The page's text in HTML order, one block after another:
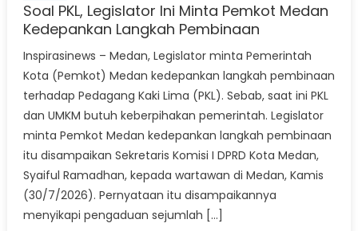
Soal PKL, Legislator Ini Minta Pemkot Medan
Kedepankan Langkah Pembinaan
Inspirasinews – Medan, Legislator minta Pemerintah
Kota (Pemkot) Medan kedepankan langkah pembinaan
terhadap Pedagang Kaki Lima (PKL). Sebab, saat ini PKL
dan UMKM butuh keberpihakan pemerintah. Legislator
minta Pemkot Medan kedepankan langkah pembinaan
itu disampaikan Sekretaris Komisi I DPRD Kota Medan,
Syaiful Ramadhan, kepada wartawan di Medan, Kamis
(30/7/2026). Pernyataan itu disampaikannya
menyikapi pengaduan sejumlah […]